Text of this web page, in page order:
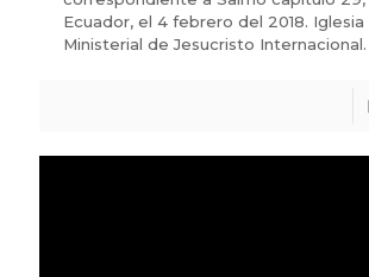
Ecuador, el 4 febrero del 2018. Iglesia
Ministerial de Jesucristo Internacional.